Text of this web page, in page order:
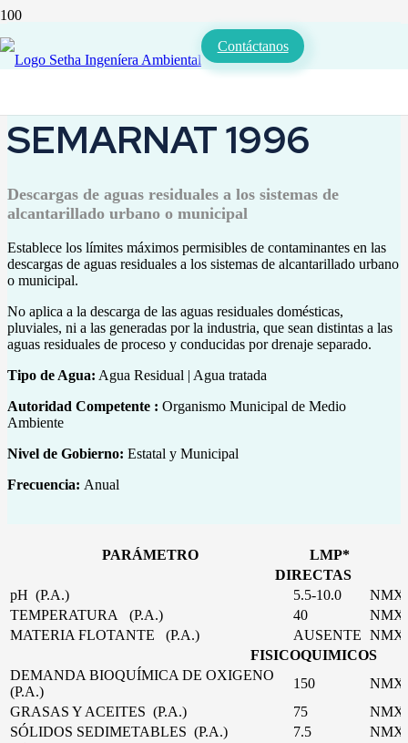
Contáctanos
Laboratorio ambiental | Normas
SEMARNAT 1996
Descargas de aguas residuales a los sistemas de
alcantarillado urbano o municipal
Establece los límites máximos permisibles de contaminantes en las
descargas de aguas residuales a los sistemas de alcantarillado urbano
o municipal.
No aplica a la descarga de las aguas residuales domésticas,
pluviales, ni a las generadas por la industria, que sean distintas a las
aguas residuales de proceso y conducidas por drenaje separado.
Tipo de Agua: Agua Residual | Agua tratada
Autoridad Competente : Organismo Municipal de Medio
Ambiente
Nivel de Gobierno: Estatal y Municipal
Frecuencia: Anual
PARÁMETRO
LMP*
DIRECTAS
pH (P.A.)
5.5-10.0
TEMPERATURA (P.A.)
40
MATERIA FLOTANTE (P.A.)
AUSENTE
FISICOQUIMICOS
DEMANDA BIOQUÍMICA DE OXIGENO
(P.A.)
150
GRASAS Y ACEITES (P.A.)
75
SÓLIDOS SEDIMETABLES (P.A.)
7.5